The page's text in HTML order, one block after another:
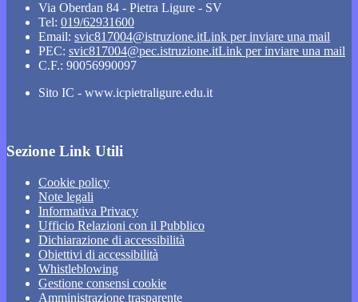
Via Oberdan 84 - Pietra Ligure - SV
Tel: 019/62931600
Email: svic817004@istruzione.itLink per inviare una mail
PEC: svic817004@pec.istruzione.itLink per inviare una mail
C.F.: 90056990097
Sito IC - www.icpietraligure.edu.it
Sezione Link Utili
Cookie policy
Note legali
Informativa Privacy
Ufficio Relazioni con il Pubblico
Dichiarazione di accessibilità
Obiettivi di accessibilità
Whistleblowing
Gestione consensi cookie
Amministrazione trasparente